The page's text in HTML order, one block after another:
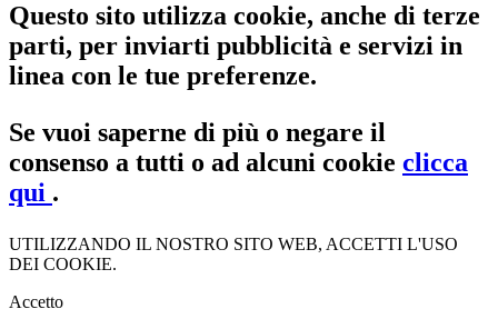
Questo sito utilizza cookie, anche di terze
parti, per inviarti pubblicità e servizi in
linea con le tue preferenze.
Se vuoi saperne di più o negare il
consenso a tutti o ad alcuni cookie clicca
qui .
UTILIZZANDO IL NOSTRO SITO WEB, ACCETTI L'USO
DEI COOKIE.
Accetto